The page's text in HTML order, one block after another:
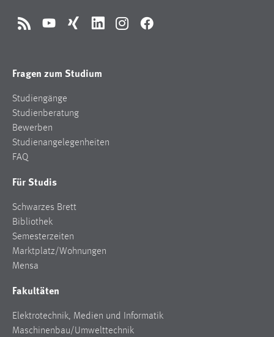
RSS YouTubeXing LinkedInInstagramFacebook
Fragen zum Studium
Studiengänge
Studienberatung
Bewerben
Studienangelegenheiten
FAQ
Für Studis
Schwarzes Brett
Bibliothek
Semesterzeiten
Marktplatz/Wohnungen
Mensa
Fakultäten
Elektrotechnik, Medien und Informatik
Maschinenbau/Umwelttechnik